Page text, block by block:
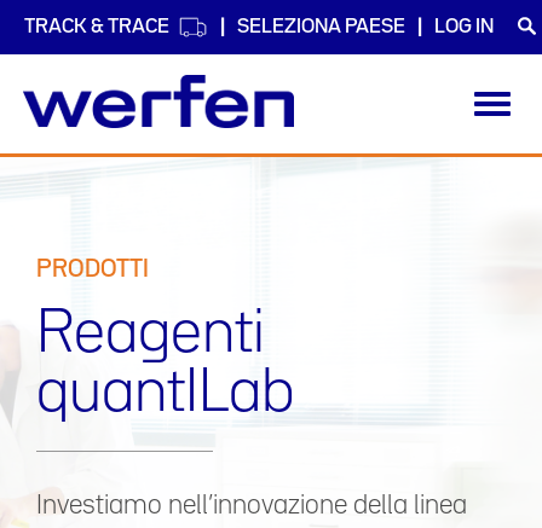
TRACK & TRACE SELEZIONA PAESE LOG IN
PRODOTTI
Reagenti
quantILab
Investiamo nell’innovazione della linea